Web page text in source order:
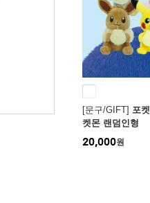
[문구/GIFT] 포
켓몬 랜덤인형
20,000원